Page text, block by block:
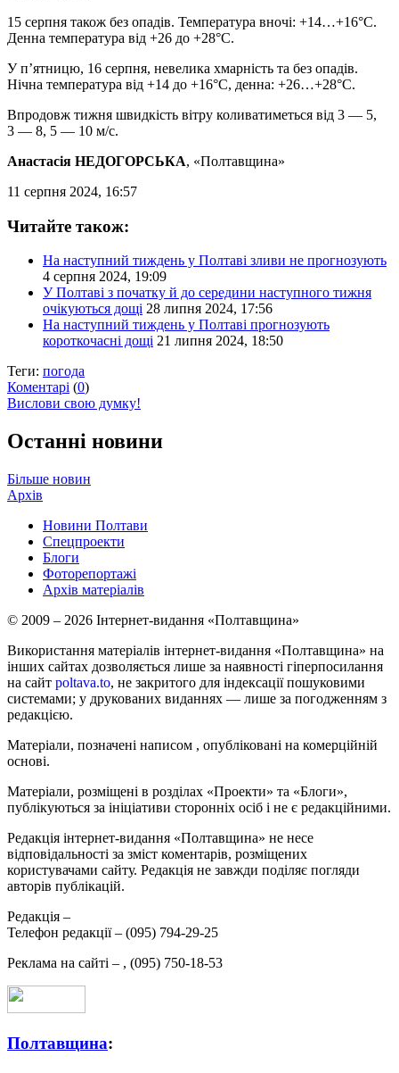
15 серпня також без опадів. Температура вночі: +14…+16°C.
Денна температура від +26 до +28°C.
У п’ятницю, 16 серпня, невелика хмарність та без опадів.
Нічна температура від +14 до +16°C, денна: +26…+28°C.
Впродовж тижня швидкість вітру коливатиметься від 3 — 5,
3 — 8, 5 — 10 м/с.
Анастасія НЕДОГОРСЬКА, «Полтавщина»
11 серпня 2024, 16:57
Читайте також:
На наступний тиждень у Полтаві зливи не прогнозують
4 серпня 2024, 19:09
У Полтаві з початку й до середини наступного тижня
очікуються дощі 28 липня 2024, 17:56
На наступний тиждень у Полтаві прогнозують
короткочасні дощі 21 липня 2024, 18:50
Теги: погода
Коментарі (0)
Вислови свою думку!
Останні новини
Більше новин
Архів
Новини Полтави
Спецпроекти
Блоги
Фоторепортажі
Архів матеріалів
© 2009 – 2026 Інтернет-видання «Полтавщина»
Використання матеріалів інтернет-видання «Полтавщина» на
інших сайтах дозволяється лише за наявності гіперпосилання
на сайт poltava.to, не закритого для індексації пошуковими
системами; у друкованих виданнях — лише за погодженням з
редакцією.
Матеріали, позначені написом , опубліковані на комерційній
основі.
Матеріали, розміщені в розділах «Проекти» та «Блоги»,
публікуються за ініціативи сторонніх осіб і не є редакційними.
Редакція інтернет-видання «Полтавщина» не несе
відповідальності за зміст коментарів, розміщених
користувачами сайту. Редакція не завжди поділяє погляди
авторів публікацій.
Редакція –
Телефон редакції – (095) 794-29-25
Реклама на сайті – , (095) 750-18-53
Полтавщина: